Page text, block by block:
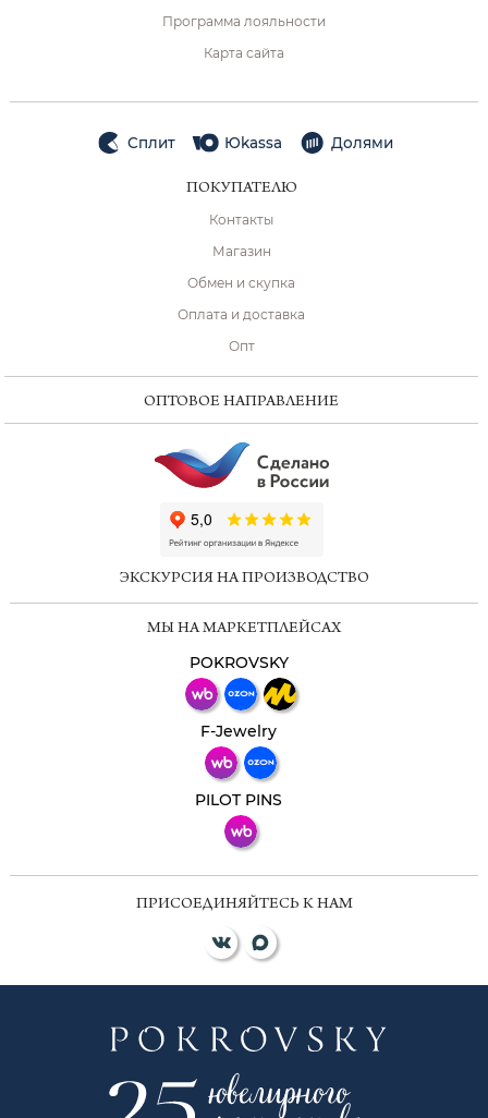
Программа лояльности
Карта сайта
Сплит Юkassa Долями
ПОКУПАТЕЛЮ
Контакты
Магазин
Обмен и скупка
Оплата и доставка
Опт
ОПТОВОЕ НАПРАВЛЕНИЕ
ЭКСКУРСИЯ НА ПРОИЗВОДСТВО
МЫ НА МАРКЕТПЛЕЙСАХ
POKROVSKY
F-Jewelry
PILOT PINS
ПРИСОЕДИНЯЙТЕСЬ К НАМ